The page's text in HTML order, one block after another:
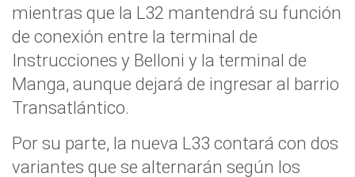
mientras que la L32 mantendrá su función
de conexión entre la terminal de
Instrucciones y Belloni y la terminal de
Manga, aunque dejará de ingresar al barrio
Transatlántico.
Por su parte, la nueva L33 contará con dos
variantes que se alternarán según los